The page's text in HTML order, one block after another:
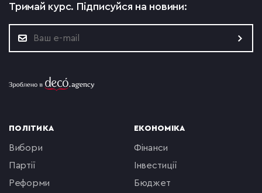
Тримай курс. Підписуйся на новини:
ПОЛІТИКА
вибори
партії
реформи
ЕКОНОМІКА
фінанси
інвестиції
бюджет